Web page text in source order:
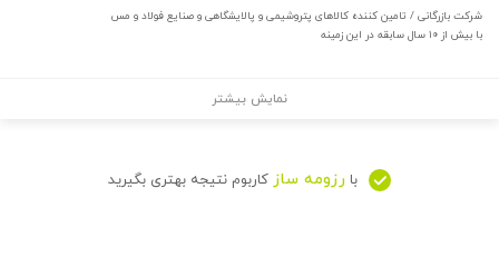
شرکت بازرگانی / تامین کننده کالاهای پتروشیمی و پالایشگاهی و صنایع فولاد و مس
با بیش از ۱۰ سال سابقه در این زمینه
نمایش بیشتر
با رزومه ساز کاربوم نتیجه بهتری بگیرید